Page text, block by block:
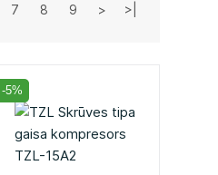
7 8 9 > >|
-5%